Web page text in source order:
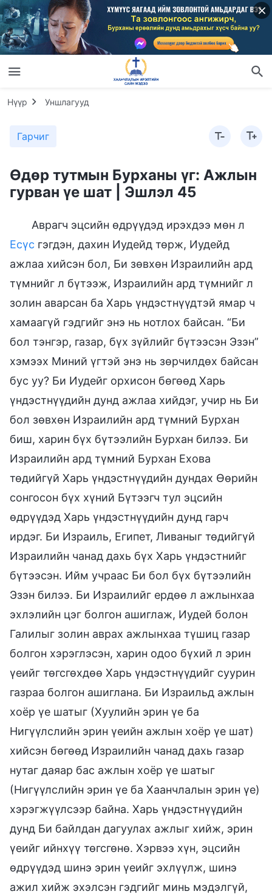
Нүүр Уншлагууд
Гарчиг
Өдөр тутмын Бурханы үг: Ажлын
гурван үе шат | Эшлэл 45
Аврагч эцсийн өдрүүдэд ирэхдээ мөн л
Есүс гэгдэн, дахин Иудейд төрж, Иудейд
ажлаа хийсэн бол, Би зөвхөн Израилийн ард
түмнийг л бүтээж, Израилийн ард түмнийг л
золин аварсан ба Харь үндэстнүүдтэй ямар ч
хамаагүй гэдгийг энэ нь нотлох байсан. “Би
бол тэнгэр, газар, бүх зүйлийг бүтээсэн Эзэн”
хэмээх Миний үгтэй энэ нь зөрчилдөх байсан
бус уу? Би Иудейг орхисон бөгөөд Харь
үндэстнүүдийн дунд ажлаа хийдэг, учир нь Би
бол зөвхөн Израилийн ард түмний Бурхан
биш, харин бүх бүтээлийн Бурхан билээ. Би
Израилийн ард түмний Бурхан Ехова
төдийгүй Харь үндэстнүүдийн дундах Өөрийн
сонгосон бүх хүний Бүтээгч тул эцсийн
өдрүүдэд Харь үндэстнүүдийн дунд гарч
ирдэг. Би Израиль, Египет, Ливаныг төдийгүй
Израилийн чанад дахь бүх Харь үндэстнийг
бүтээсэн. Ийм учраас Би бол бүх бүтээлийн
Эзэн билээ. Би Израилийг ердөө л ажлынхаа
эхлэлийн цэг болгон ашиглаж, Иудей болон
Галилыг золин аврах ажлынхаа түшиц газар
болгон хэрэглэсэн, харин одоо бүхий л эрин
үеийг төгсгөхдөө Харь үндэстнүүдийг суурин
газраа болгон ашиглана. Би Израильд ажлын
хоёр үе шатыг (Хуулийн эрин үе ба
Нигүүлслийн эрин үеийн ажлын хоёр үе шат)
хийсэн бөгөөд Израилийн чанад дахь газар
нутаг даяар бас ажлын хоёр үе шатыг
(Нигүүлслийн эрин үе ба Хаанчлалын эрин үе)
хэрэгжүүлсээр байна. Харь үндэстнүүдийн
дунд Би байлдан дагуулах ажлыг хийж, эрин
үеийг ийнхүү төгсгөнө. Хэрвээ хүн, эцсийн
өдрүүдэд шинэ эрин үеийг эхлүүлж, шинэ
ажил хийж эхэлсэн гэдгийг минь мэдэлгүй,